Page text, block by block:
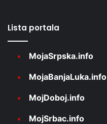
Lista portala
MojaSrpska.info
MojaBanjaLuka.info
MojDoboj.info
MojSrbac.info